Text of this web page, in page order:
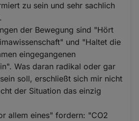
zu sein und sehr sachlich
der Bewegung sind "Hört
und "Haltet die
eingegangenen
Was daran radikal oder gar
soll, erschließt sich mir nicht
der Situation das einzig
allem eines" fordern: "CO2